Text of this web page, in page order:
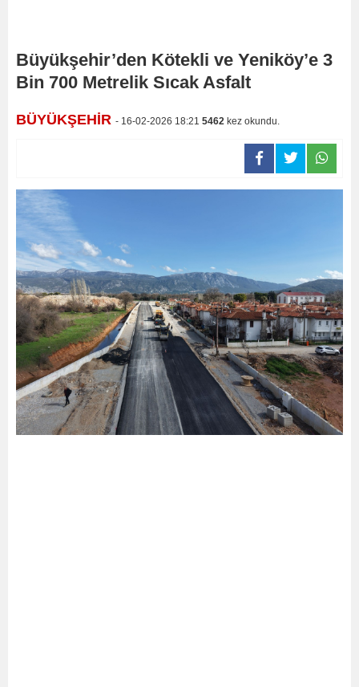
Büyükşehir’den Kötekli ve Yeniköy’e 3
Bin 700 Metrelik Sıcak Asfalt
BÜYÜKŞEHİR - 16-02-2026 18:21 5462 kez okundu.